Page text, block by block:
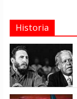
Historia